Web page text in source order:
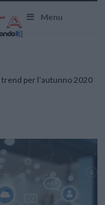
Menu
per l’autunno 2020